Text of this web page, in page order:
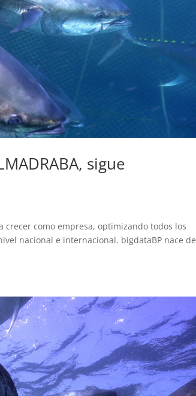
sigue
como empresa, optimizando todos los
nacional e internacional. bigdataBP nace de